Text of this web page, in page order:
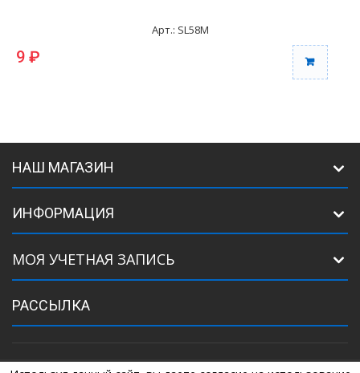
Арт.: SL58M
9 ₽
НАШ МАГАЗИН
ИНФОРМАЦИЯ
МОЯ УЧЕТНАЯ ЗАПИСЬ
РАССЫЛКА